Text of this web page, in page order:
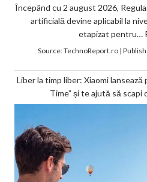
Începând cu 2 august 2026,
artificială devine aplicabil la
etapizat pentru…
Source:TechnoReport.ro|
Liber la timp liber: Xiaomi lansează
Time” și te ajută să scapi